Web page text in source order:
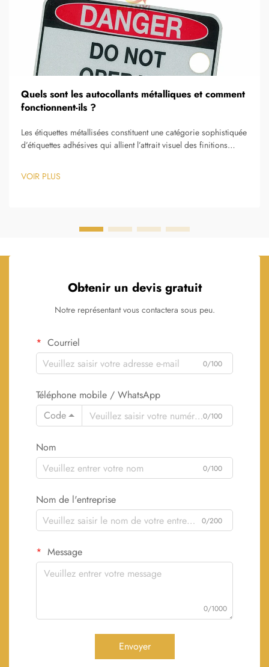
Quels sont les autocollants métalliques et comment
fonctionnent-ils ?
Les étiquettes métallisées constituent une catégorie sophistiquée
d’étiquettes adhésives qui allient l’attrait visuel des finitions
d’étiquettes. Ces produits spécialisés utilisent des procédés de
fabrication avancés…
VOIR PLUS
Obtenir un devis gratuit
Notre représentant vous contactera sous peu.
Courriel
0/100
Téléphone mobile / WhatsApp
Code
0/100
Nom
0/100
Nom de l'entreprise
0/200
Message
0/1000
Envoyer